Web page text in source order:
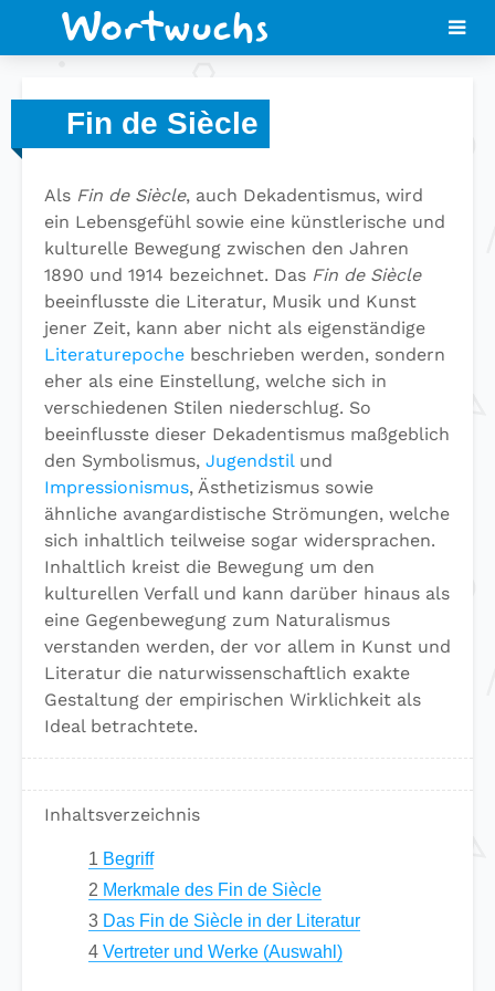
Fin de Siècle
Als Fin de Siècle, auch Dekadentismus, wird
ein Lebensgefühl sowie eine künstlerische und
kulturelle Bewegung zwischen den Jahren
1890 und 1914 bezeichnet. Das Fin de Siècle
beeinflusste die Literatur, Musik und Kunst
jener Zeit, kann aber nicht als eigenständige
Literaturepoche beschrieben werden, sondern
eher als eine Einstellung, welche sich in
verschiedenen Stilen niederschlug. So
beeinflusste dieser Dekadentismus maßgeblich
den Symbolismus, Jugendstilund
Impressionismus, Ästhetizismus sowie
ähnliche avangardistische Strömungen, welche
sich inhaltlich teilweise sogar widersprachen.
Inhaltlich kreist die Bewegung um den
kulturellen Verfall und kann darüber hinaus als
eine Gegenbewegung zum Naturalismus
verstanden werden, der vor allem in Kunst und
Literatur die naturwissenschaftlich exakte
Gestaltung der empirischen Wirklichkeit als
Ideal betrachtete.
Inhaltsverzeichnis
1 Begriff
2 Merkmale des Fin de Siècle
3 Das Fin de Siècle in der Literatur
4 Vertreter und Werke (Auswahl)